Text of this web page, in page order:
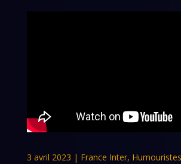
3 avril 2023 | France Inter, Humouristes